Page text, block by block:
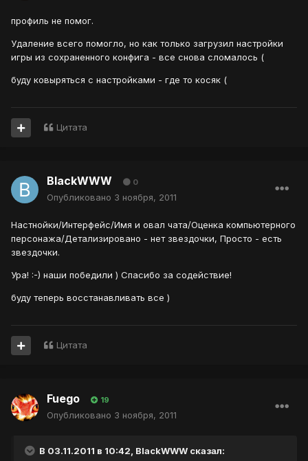
профиль не помог.
Удаление всего помогло, но как только загрузил настройки
игры из сохраненного конфига - все снова сломалось (
буду ковыряться с настройками - где то косяк (
Цитата
BlackWWW 0
Опубликовано 3 ноября, 2011
Настнойки/Интерфейс/Имя и овал чата/Оценка компьютерного
персонажа/Детализировано - нет звездочки, Просто - есть
звездочки.
Ура! :-) наши победили ) Спасибо за содействие!
буду теперь восстанавливать все )
Цитата
Fuego 19
Опубликовано 3 ноября, 2011
В 03.11.2011 в 10:42, BlackWWW сказал: